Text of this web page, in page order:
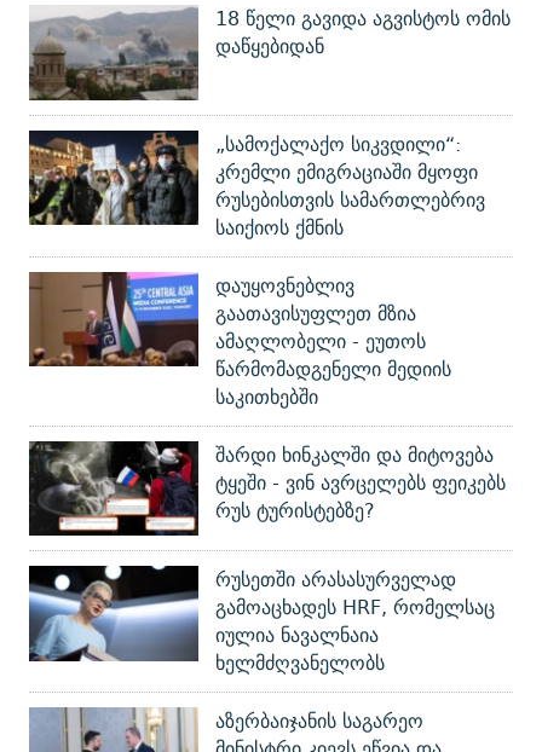
18 წელი გავიდა აგვისტოს ომის
დაწყებიდან
„სამოქალაქო სიკვდილი“:
კრემლი ემიგრაციაში მყოფი
რუსებისთვის სამართლებრივ
საიქიოს ქმნის
დაუყოვნებლივ
გაათავისუფლეთ მზია
ამაღლობელი - ეუთოს
წარმომადგენელი მედიის
საკითხებში
შარდი ხინკალში და მიტოვება
ტყეში - ვინ ავრცელებს ფეიკებს
რუს ტურისტებზე?
რუსეთში არასასურველად
გამოაცხადეს HRF, რომელსაც
იულია ნავალნაია
ხელმძღვანელობს
აზერბაიჯანის საგარეო